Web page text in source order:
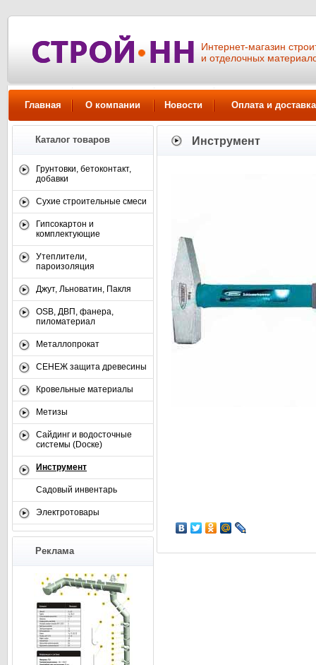
Интернет-магазин
и отделочных
Главная О компании Новости Оплата и доставка
Каталог товаров
Грунтовки, бетоконтакт,
добавки
Сухие строительные смеси
Гипсокартон и
комплектующие
Утеплители,
пароизоляция
Джут, Льноватин, Пакля
OSB, ДВП, фанера,
пиломатериал
Металлопрокат
СЕНЕЖ защита древесины
Кровельные материалы
Метизы
Сайдинг и водосточные
системы (Dоске)
Инструмент
Садовый инвентарь
Электротовары
Реклама
Инструмент